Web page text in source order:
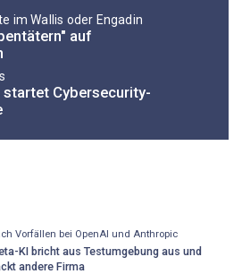
im Wallis oder Engadin
auf
Cybersecurity-
Vorfällen bei OpenAI und Anthropic
KI bricht aus Testumgebung aus und
andere Firma